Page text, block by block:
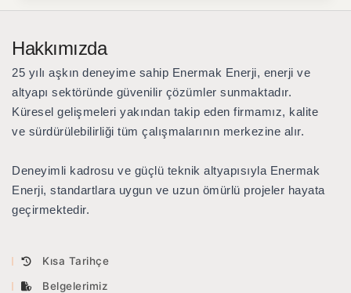
Hakkımızda
25 yılı aşkın deneyime sahip Enermak Enerji, enerji ve
altyapı sektöründe güvenilir çözümler sunmaktadır.
Küresel gelişmeleri yakından takip eden firmamız, kalite
ve sürdürülebilirliği tüm çalışmalarının merkezine alır.
Deneyimli kadrosu ve güçlü teknik altyapısıyla Enermak
Enerji, standartlara uygun ve uzun ömürlü projeler hayata
geçirmektedir.
Kısa Tarihçe
Belgelerimiz